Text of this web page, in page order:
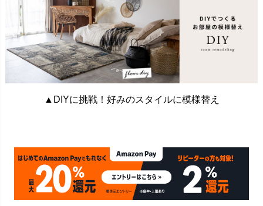
▲DIYに挑戦！好みのスタイルに模様替え